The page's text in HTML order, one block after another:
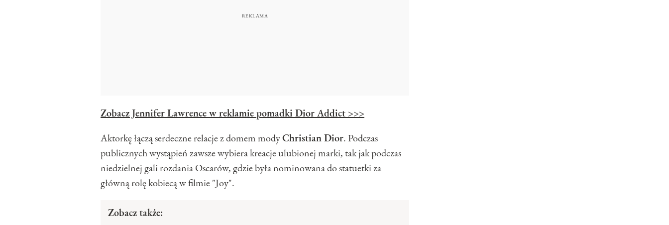
Zobacz Jennifer Lawrence w reklamie pomadki Dior Addict >>>
Aktorkę łączą serdeczne relacje z domem modyChristian Dior. Podczas
publicznych wystąpień zawsze wybiera kreacje ulubionej marki, tak jak podczas
niedzielnej gali rozdania Oscarów, gdzie była nominowana do statuetki za
główną rolę kobiecą w filmie "Joy".
Zobacz także: